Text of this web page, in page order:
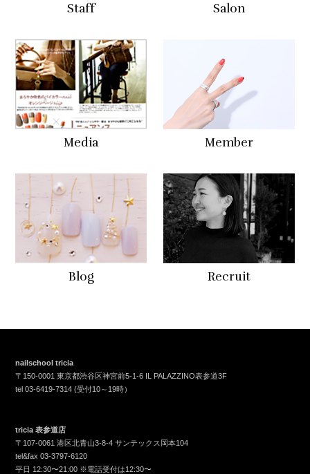
Staff Salon
Media Member
Blog Recruit
nailschool tricia
〒150-0001 東京都渋谷区神宮前5-1-6 IL PALAZZINO表参道3F
tel03-6419-7314 (受付10～19時）
tricia 表参道店
〒107-0061 港区北青山3-8-4 サンテックス岡本104
tel&fax03-3797-6120
平日 12:30〜21:00 ※電話受付は12:30〜